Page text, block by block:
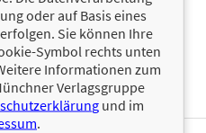
oder auf Basis eines
Sie können Ihre
Symbol rechts unten
Informationen zum
Verlagsgruppe
und im
.